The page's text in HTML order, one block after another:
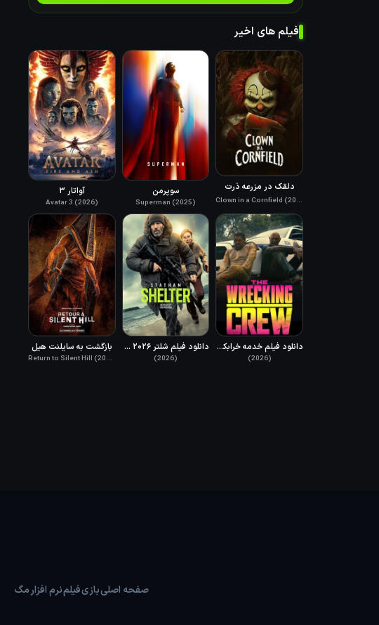
فیلم های اخیر
دلقک در مزرعه ذرت
Clown in a Cornfield (2025)
سوپرمن
Superman (2025)
آواتار ۳
Avatar 3 (2026)
دانلود فیلم خدمه خرابکار دوبله فارسی 2026 The Wrecking Crew
(2026)
دانلود فیلم شلتر ۲۰۲۶ (پناهگاه) دوبله فارسی Shelter 2026
(2026)
بازگشت به سایلنت هیل
Return to Silent Hill (2026)
صفحه اصلیبازیفیلمنرم افزارمگ